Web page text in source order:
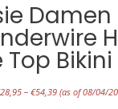
Damen
Top Bikini
28,95 – €54,39 (as of 08/04/